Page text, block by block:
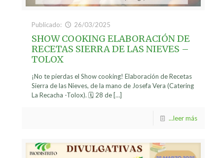
Publicado: 26/03/2025
SHOW COOKING ELABORACIÓN DE
RECETAS SIERRA DE LAS NIEVES –
TOLOX
¡No te pierdas el Show cooking! Elaboración de Recetas
Sierra de las Nieves, de la mano de Josefa Vera (Catering
La Recacha -Tolox). 🗓️ 28 de […]
...leer más